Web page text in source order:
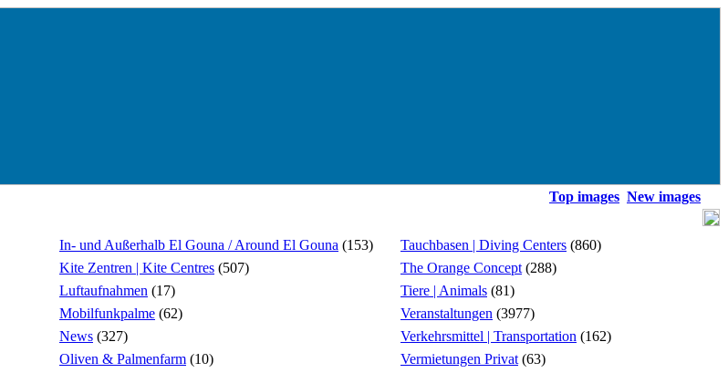
Top images New images
In- und Außerhalb El Gouna / Around El Gouna (153)
Kite Zentren | Kite Centres (507)
Luftaufnahmen (17)
Mobilfunkpalme (62)
News (327)
Oliven & Palmenfarm (10)
Tauchbasen | Diving Centers (860)
The Orange Concept (288)
Tiere | Animals (81)
Veranstaltungen (3977)
Verkehrsmittel | Transportation (162)
Vermietungen Privat (63)